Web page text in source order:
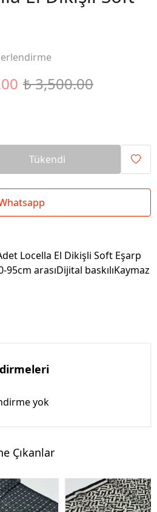
₺ 3,500.00
Tükendi
Locella El Dikişli Soft Eşarp
arasıDijital baskılıKaymaz
yok
Çıkanlar